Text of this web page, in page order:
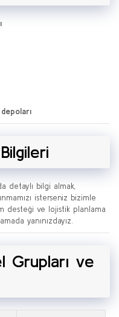
detaylı bilgi almak,
isterseniz bizimle
desteği ve lojistik planlama
yanınızdayız.
Grupları ve